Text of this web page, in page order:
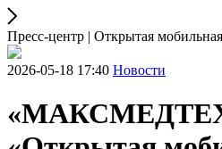
Пресс-центр | Открытая
2026-05-18 17:40 Новости